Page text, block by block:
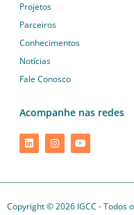
Projetos
Parceiros
Conhecimentos
Notícias
Fale Conosco
Acompanhe nas redes
Copyright © 2026 IGCC - Todos